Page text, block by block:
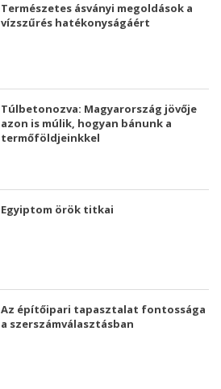
Természetes ásványi megoldások a
vízszűrés hatékonyságáért
Túlbetonozva: Magyarország jövője
azon is múlik, hogyan bánunk a
termőföldjeinkkel
Egyiptom örök titkai
Az építőipari tapasztalat fontossága
a szerszámválasztásban